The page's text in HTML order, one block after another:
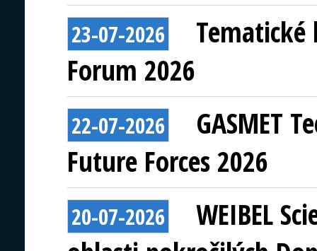
23-07-2026
Tematické
Forum 2026
22-07-2026
GASMET
Future Forces 2026
20-07-2026
WEIBEL